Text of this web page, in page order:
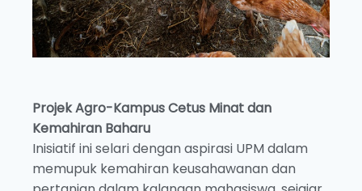
Projek Agro-Kampus Cetus Minat dan
Kemahiran Baharu
Inisiatif ini selari dengan aspirasi UPM dalam
memupuk kemahiran keusahawanan dan